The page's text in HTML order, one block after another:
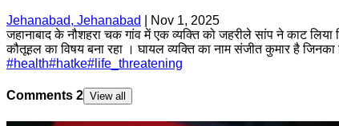
Jehanabad, Jehanabad
Nov 1, 2025
जहानाबाद के नौशहरा चक गांव में एक व्यक्ति को जहरीले सांप ने काट
कौतूहल का विषय बना रहा । घायल व्यक्ति का नाम संजीत कुमार है
#health#hatke# life_threatening
Comments 2 View all